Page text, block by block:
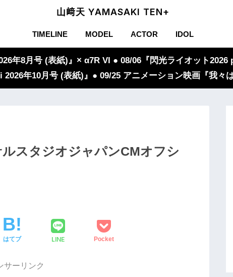
山﨑天 YAMASAKI TEN+
TIMELINE MODEL ACTOR IDOL
年8月号 (表紙)』× α7R VI ● 08/06『閃光ライオット
2026年10月号 (表紙)』● 09/25 アニメーション映画『我々は
スタジオジャパンCMオフシ
はてブ LINE Pocket
サーリンク